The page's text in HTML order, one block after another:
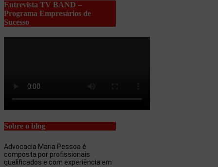
Entrevista TV BAND –
Programa Empresários de
Sucesso
Sobre o blog
Advocacia Maria Pessoa é
composta por profissionais
qualificados e com experiência em